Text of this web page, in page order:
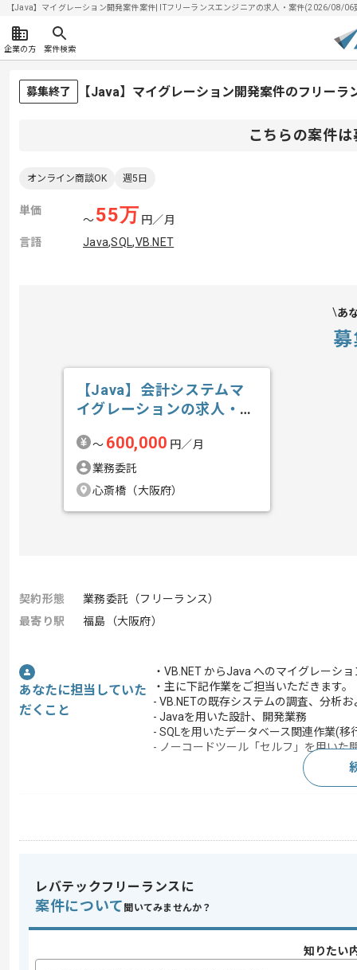
【Java】マイグレーション開発案件案件| ITフリーランスエンジニアの求人・案件(2026/08/06
企業の方 案件検索
募集終了 【Java】マイグレーション開発案件のフリーラ
こちらの案件
オンライン商談OK 週5日
単価
〜55万 円／月
言語
Java,SQL,VB.NET
あ
【Java】会計システムマ
イグレーションの求人・案
〜 600,000 円／月
業務委託
心斎橋（大阪府）
契約形態
業務委託（フリーランス）
最寄り駅
福島（大阪府）
あなたに担当していた
だくこと
・VB.NET からJava へのマイグレーシ
・主に下記作業をご担当いただきます。
- VB.NETの既存システムの調査、分析
- Javaを用いた設計、開発業務
- SQLを用いたデータベース関連作業(移
- ノーコードツール「セルフ」を用いた
歓迎スキル
・VB.NETを用いた解析経験
・ノーコードツール「セルフ」の使用経
スキルに不安がある方へ
レバテックフリーランスに
案件について 聞いてみませんか？
知りたい